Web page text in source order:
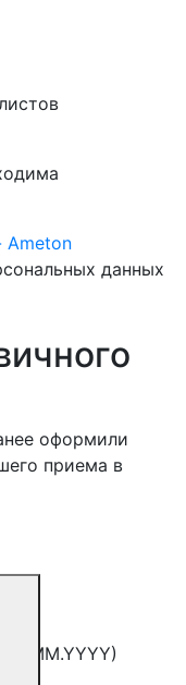
Ameton
данных
оформили
приема в
(DD.MM.YYYY)